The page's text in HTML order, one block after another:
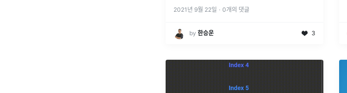
하기 위해 유일하게 외부에 노출되는 호스트를
2021년 9월 22일 · 0개의 댓글
by ‍한승운 3